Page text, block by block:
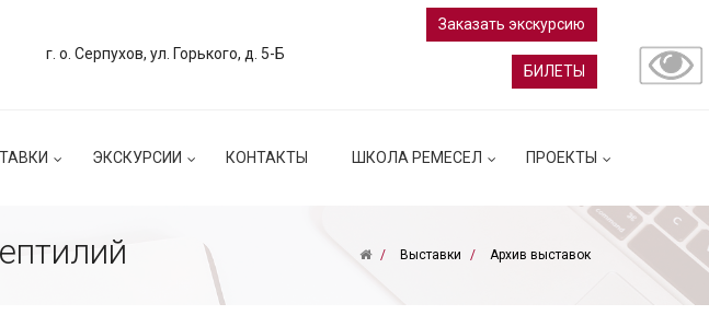
г. о. Серпухов, ул. Горького, д. 5-Б
Заказать экскурсию
БИЛЕТЫ
ЭКСКУРСИИ КОНТАКТЫ ШКОЛА РЕМЕСЕЛ ПРОЕКТЫ
Выставки Архив выставок